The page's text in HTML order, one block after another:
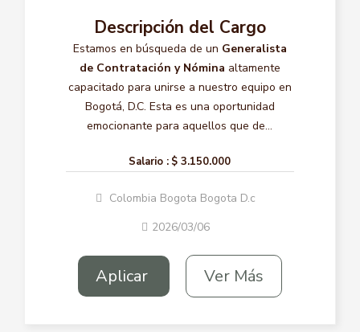
Descripción del Cargo
Estamos en búsqueda de un Generalista
de Contratación y Nómina altamente
capacitado para unirse a nuestro equipo en
Bogotá, D.C. Esta es una oportunidad
emocionante para aquellos que de...
Salario : $ 3.150.000
Colombia Bogota Bogota D.c
2026/03/06
Aplicar Ver Más